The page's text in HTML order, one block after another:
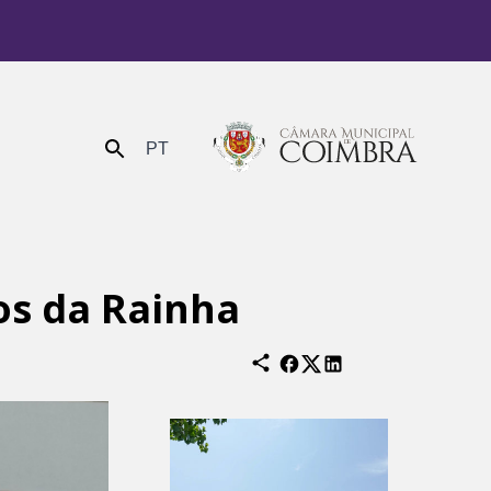
Enviar PT
da Rainha